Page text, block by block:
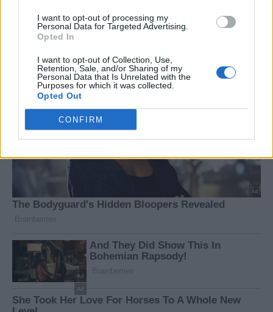
I want to opt-out of processing my
Personal Data for Targeted Advertising.
Opted In
I want to opt-out of Collection, Use,
Retention, Sale, and/or Sharing of my
Personal Data that Is Unrelated with the
Purposes for which it was collected.
Opted Out
CONFIRM